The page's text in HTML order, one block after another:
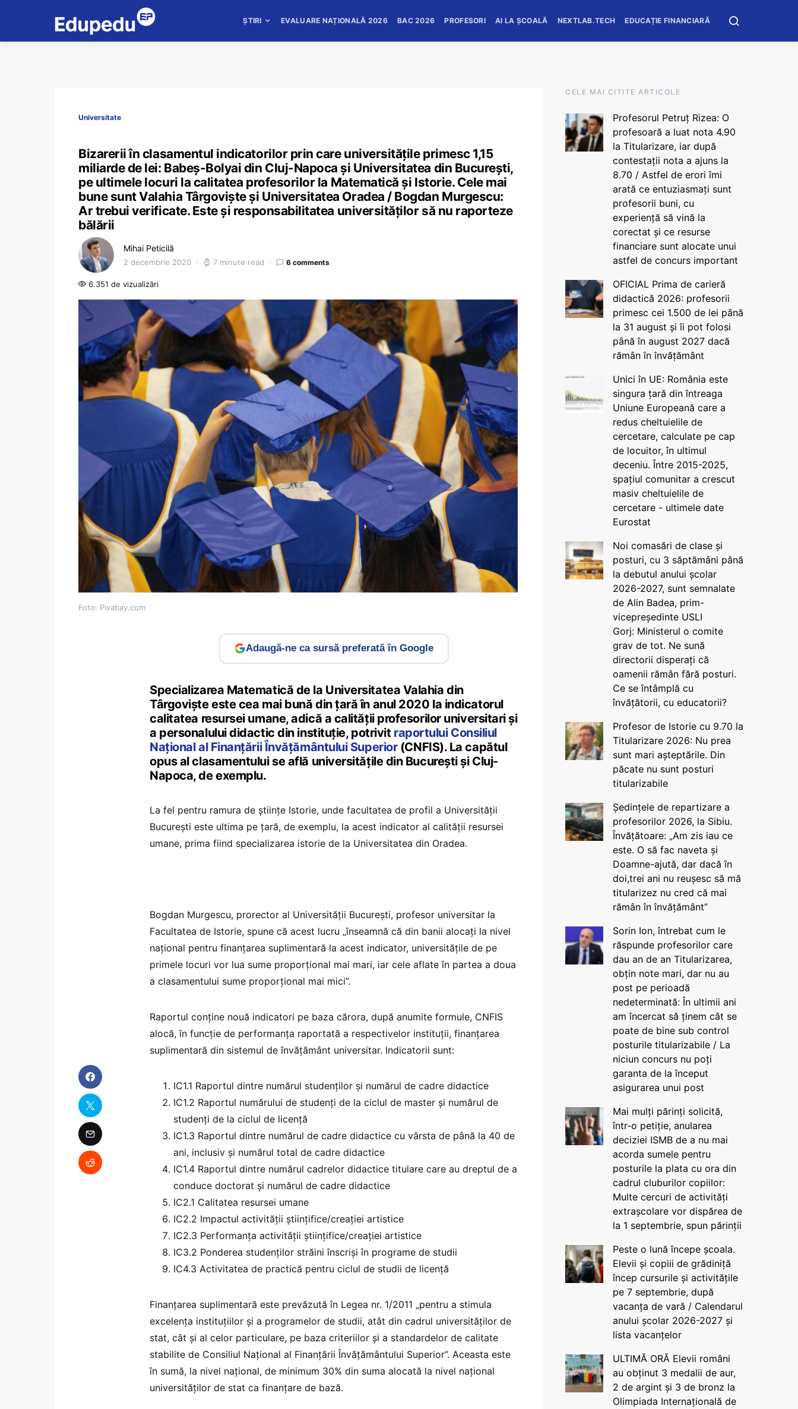
ȘTIRI EVALUARE NAȚIONALĂ 2026 BAC 2026 PROFESORI AI LA ȘCOALĂ NEXTLAB.TECH EDUCAȚIE FINANCIARĂ
Universitate
Bizarerii în clasamentul indicatorilor prin care universitățile primesc 1,15
miliarde de lei: Babeș-Bolyai din Cluj-Napoca și Universitatea din București,
pe ultimele locuri la calitatea profesorilor la Matematică și Istorie. Cele mai
bune sunt Valahia Târgoviște și Universitatea Oradea / Bogdan Murgescu:
Ar trebui verificate. Este și responsabilitatea universităților să nu raporteze
bălării
Mihai Peticilă
2 decembrie 2020 7 minute read 6 comments
6.351 de vizualizări
Foto: Pixabay.com
Adaugă-ne ca sursă preferată în Google
Specializarea Matematică de la Universitatea Valahia din
Târgoviște este cea mai bună din țară în anul 2020 la indicatorul
calitatea resursei umane, adică a calității profesorilor universitari și
a personalului didactic din instituție, potrivit raportului Consiliul
Național al Finanțării Învățământului Superior(CNFIS). La capătul
opus al clasamentului se află universitățile din București și Cluj-
Napoca, de exemplu.
La fel pentru ramura de științe Istorie, unde facultatea de profil a Universității
București este ultima pe țară, de exemplu, la acest indicator al calității resursei
umane, prima fiind specializarea istorie de la Universitatea din Oradea.
Bogdan Murgescu, prorector al Universității București, profesor universitar la
Facultatea de Istorie, spune că acest lucru „înseamnă că din banii alocați la nivel
național pentru finanțarea suplimentară la acest indicator, universitățile de pe
primele locuri vor lua sume proporțional mai mari, iar cele aflate în partea a doua
a clasamentului sume proporțional mai mici”.
Raportul conține nouă indicatori pe baza cărora, după anumite formule, CNFIS
alocă, în funcție de performanța raportată a respectivelor instituții, finanțarea
suplimentară din sistemul de învățământ universitar. Indicatorii sunt:
IC1.1 Raportul dintre numărul studenţilor și numărul de cadre didactice
IC1.2 Raportul numărului de studenți de la ciclul de master şi numărul de
studenți de la ciclul de licență
IC1.3 Raportul dintre numărul de cadre didactice cu vârsta de până la 40 de
ani, inclusiv şi numărul total de cadre didactice
IC1.4 Raportul dintre numărul cadrelor didactice titulare care au dreptul de a
conduce doctorat şi numărul de cadre didactice
IC2.1 Calitatea resursei umane
IC2.2 Impactul activităţii ştiinţifice/creaţiei artistice
IC2.3 Performanţa activităţii ştiinţifice/creaţiei artistice
IC3.2 Ponderea studenţilor străini înscrişi în programe de studii
IC4.3 Activitatea de practică pentru ciclul de studii de licenţă
Finanțarea suplimentară este prevăzută în Legea nr. 1/2011 „pentru a stimula
excelența instituțiilor și a programelor de studii, atât din cadrul universităților de
stat, cât și al celor particulare, pe baza criteriilor și a standardelor de calitate
stabilite de Consiliul Național al Finanțării Învățământului Superior”. Aceasta este
în sumă, la nivel național, de minimum 30% din suma alocată la nivel național
universităților de stat ca finanțare de bază.
CELE MAI CITITE ARTICOLE
Profesorul Petruț Rizea: O
profesoară a luat nota 4.90
la Titularizare, iar după
contestații nota a ajuns la
8.70 / Astfel de erori îmi
arată ce entuziasmați sunt
profesorii buni, cu
experiență să vină la
corectat și ce resurse
financiare sunt alocate unui
astfel de concurs important
OFICIAL Prima de carieră
didactică 2026: profesorii
primesc cei 1.500 de lei până
la 31 august și îi pot folosi
până în august 2027 dacă
rămân în învățământ
Unici în UE: România este
singura țară din întreaga
Uniune Europeană care a
redus cheltuielile de
cercetare, calculate pe cap
de locuitor, în ultimul
deceniu. Între 2015-2025,
spațiul comunitar a crescut
masiv cheltuielile de
cercetare - ultimele date
Eurostat
Noi comasări de clase și
posturi, cu 3 săptămâni până
la debutul anului școlar
2026-2027, sunt semnalate
de Alin Badea, prim-
vicepreședinte USLI
Gorj: Ministerul o comite
grav de tot. Ne sună
directorii disperați că
oamenii rămân fără posturi.
Ce se întâmplă cu
învățătorii, cu educatorii?
Profesor de Istorie cu 9.70 la
Titularizare 2026: Nu prea
sunt mari așteptările. Din
păcate nu sunt posturi
titularizabile
Ședințele de repartizare a
profesorilor 2026, la Sibiu.
Învățătoare: „Am zis iau ce
este. O să fac naveta și
Doamne-ajută, dar dacă în
doi,trei ani nu reușesc să mă
titularizez nu cred că mai
rămân în învățământ”
Sorin Ion, întrebat cum le
răspunde profesorilor care
dau an de an Titularizarea,
obțin note mari, dar nu au
post pe perioadă
nedeterminată: În ultimii ani
am încercat să ținem cât se
poate de bine sub control
posturile titularizabile / La
niciun concurs nu poți
garanta de la început
asigurarea unui post
Mai mulți părinți solicită,
într-o petiție, anularea
deciziei ISMB de a nu mai
acorda sumele pentru
posturile la plata cu ora din
cadrul cluburilor copiilor:
Multe cercuri de activități
extrașcolare vor dispărea de
la 1 septembrie, spun părinții
Peste o lună începe școala.
Elevii și copiii de grădiniță
încep cursurile și activitățile
pe 7 septembrie, după
vacanța de vară / Calendarul
anului școlar 2026-2027 și
lista vacanțelor
ULTIMĂ ORĂ Elevii români
au obținut 3 medalii de aur,
2 de argint și 3 de bronz la
Olimpiada Internațională de